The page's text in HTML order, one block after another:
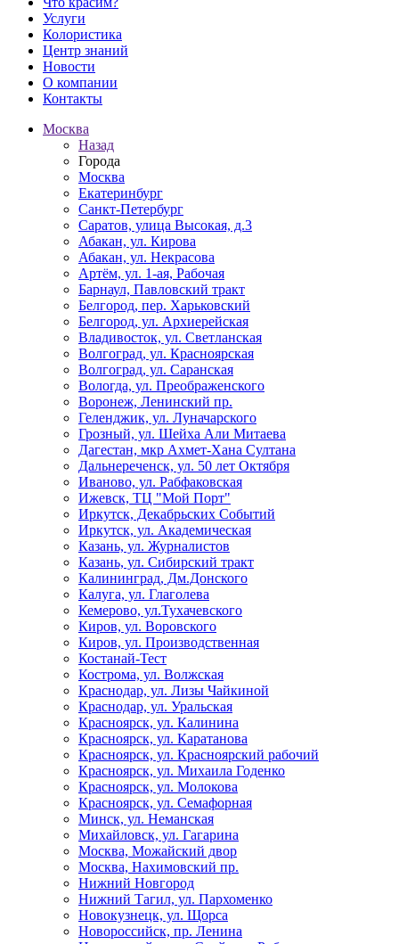
Услуги
Колористика
Центр знаний
Новости
О компании
Контакты
Москва
Назад
Города
Москва
Екатеринбург
Санкт-Петербург
Саратов, улица Высокая, д.3
Абакан, ул. Кирова
Абакан, ул. Некрасова
Артём, ул. 1-ая, Рабочая
Барнаул, Павловский тракт
Белгород, пер. Харьковский
Белгород, ул. Архиерейская
Владивосток, ул. Светланская
Волгоград, ул. Красноярская
Волгоград, ул. Саранская
Вологда, ул. Преображенского
Воронеж, Ленинский пр.
Геленджик, ул. Луначарского
Грозный, ул. Шейха Али Митаева
Дагестан, мкр Ахмет-Хана Султана
Дальнереченск, ул. 50 лет Октября
Иваново, ул. Рабфаковская
Ижевск, ТЦ "Мой Порт"
Иркутск, Декабрьских Событий
Иркутск, ул. Академическая
Казань, ул. Журналистов
Казань, ул. Сибирский тракт
Калининград, Дм.Донского
Калуга, ул. Глаголева
Кемерово, ул.Тухачевского
Киров, ул. Воровского
Киров, ул. Производственная
Костанай-Тест
Кострома, ул. Волжская
Краснодар, ул. Лизы Чайкиной
Краснодар, ул. Уральская
Красноярск, ул. Калинина
Красноярск, ул. Каратанова
Красноярск, ул. Красноярский рабочий
Красноярск, ул. Михаила Годенко
Красноярск, ул. Молокова
Красноярск, ул. Семафорная
Минск, ул. Неманская
Михайловск, ул. Гагарина
Москва, Можайский двор
Москва, Нахимовский пр.
Нижний Новгород
Нижний Тагил, ул. Пархоменко
Новокузнецк, ул. Щорса
Новороссийск, пр. Ленина